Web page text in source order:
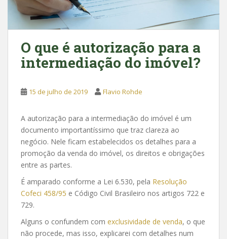
O que é autorização para a
intermediação do imóvel?
15 de julho de 2019 Flavio Rohde
A autorização para a intermediação do imóvel é um
documento importantíssimo que traz clareza ao
negócio. Nele ficam estabelecidos os detalhes para a
promoção da venda do imóvel, os direitos e obrigações
entre as partes.
É amparado conforme a Lei 6.530, pela Resolução
Cofeci 458/95 e Código Civil Brasileiro nos artigos 722 e
729.
Alguns o confundem com exclusividade de venda, o que
não procede, mas isso, explicarei com detalhes num